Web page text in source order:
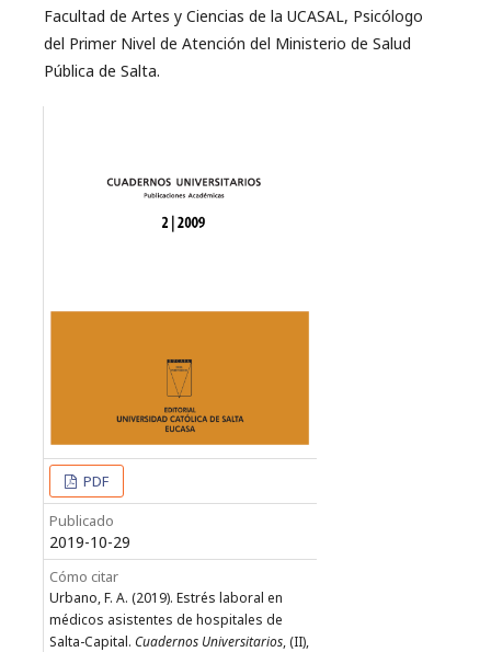
Facultad de Artes y Ciencias de la UCASAL, Psicólogo
del Primer Nivel de Atención del Ministerio de Salud
Pública de Salta.
PDF
Publicado
2019-10-29
Cómo citar
Urbano, F. A. (2019). Estrés laboral en
médicos asistentes de hospitales de
Salta-Capital. Cuadernos Universitarios, (II),